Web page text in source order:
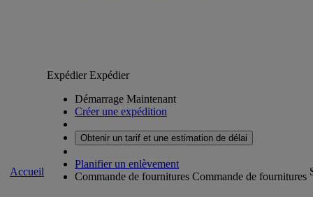
Accueil
ExpédierExpédier
Démarrage Maintenant
Créer une expédition
Obtenir un tarif et une estimation de délai
Planifier un enlèvement
Commande de fournitures Commande de fournitures